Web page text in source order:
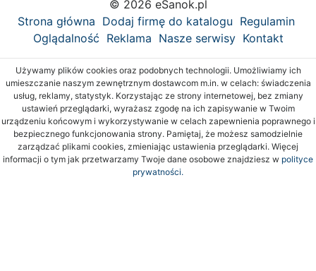
© 2026 eSanok.pl
Strona główna Dodaj firmę do katalogu Regulamin
Oglądalność Reklama Nasze serwisy Kontakt
Używamy plików cookies oraz podobnych technologii. Umożliwiamy ich
umieszczanie naszym zewnętrznym dostawcom m.in. w celach: świadczenia
usług, reklamy, statystyk. Korzystając ze strony internetowej, bez zmiany
ustawień przeglądarki, wyrażasz zgodę na ich zapisywanie w Twoim
urządzeniu końcowym i wykorzystywanie w celach zapewnienia poprawnego i
bezpiecznego funkcjonowania strony. Pamiętaj, że możesz samodzielnie
zarządzać plikami cookies, zmieniając ustawienia przeglądarki. Więcej
informacji o tym jak przetwarzamy Twoje dane osobowe znajdziesz w polityce
prywatności.